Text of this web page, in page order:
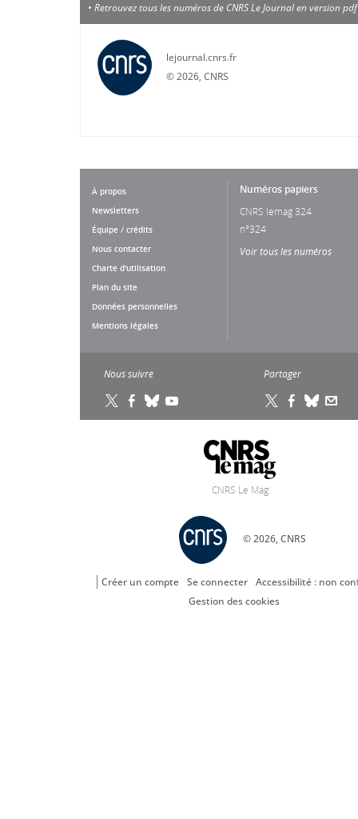
• Retrouvez tous les numéros de CNRS Le Journalen version
lejournal.cnrs.fr
©2026, CNRS
À propos
Newsletters
Équipe / crédits
Nous contacter
Charte d'utilisation
Plan du site
Données personnelles
Mentions légales
Numéros papiers
CNRS lemag 324
n°324
Voir tous les numéros
Nous suivre Partager
CNRS Le Mag
© 2026, CNRS
Créer un compte Se connecter
Accessibilité : non
Gestion des cookies